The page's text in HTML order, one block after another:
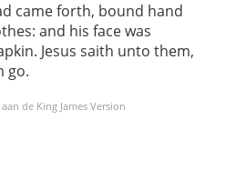
came forth, bound hand
and his face was
Jesus saith unto them,
go.
de King James Version